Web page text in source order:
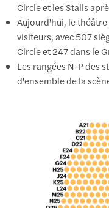
Circle et les Stalls
Aujourd'hui, le
visiteurs, avec 507
Circle et 247 dans le
Les rangées N-P des
d'ensemble de la